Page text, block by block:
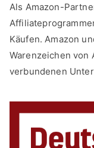
Als Amazon-
Käufen. Amazon
Warenzeichen von
verbundenen